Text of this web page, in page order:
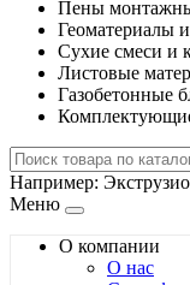
Пены
Геоматериалы
Сухие смеси и
Листовые
Газобетонные
Например:
Меню
О компании
О нас